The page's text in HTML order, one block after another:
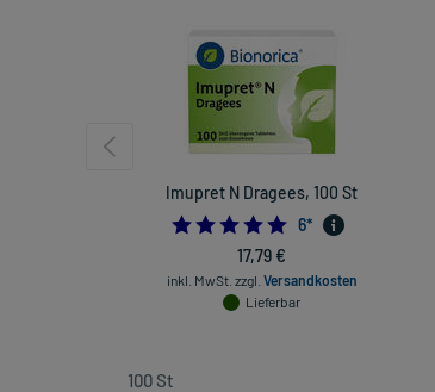
Imupret N Dragees, 100 St
4.833333333333333
6*
17,79 €
inkl. MwSt. zzgl. Versandkosten
Lieferbar